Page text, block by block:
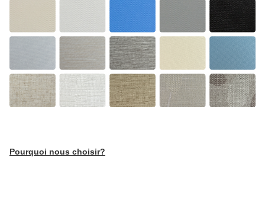
Pourquoi nous choisir?